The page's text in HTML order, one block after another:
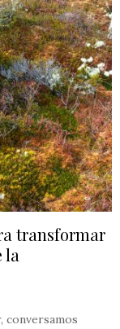
transformar
la
conversamos